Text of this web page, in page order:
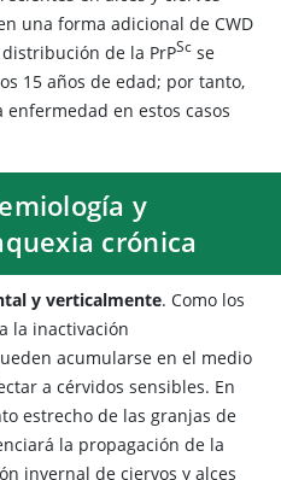
una forma adicional de CWD
de la PrP​Sc se
15 años de edad; por tanto,
en estos casos
y
crónica
y verticalmente. Como los
la inactivación
acumularse en el medio
a cérvidos sensibles. En
estrecho de las granjas de
la propagación de la
invernal de ciervos y alces